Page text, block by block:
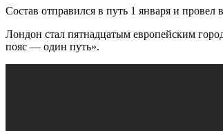
Состав отправился в путь 1 января и
Лондон стал пятнадцатым европейским
пояс — один путь».